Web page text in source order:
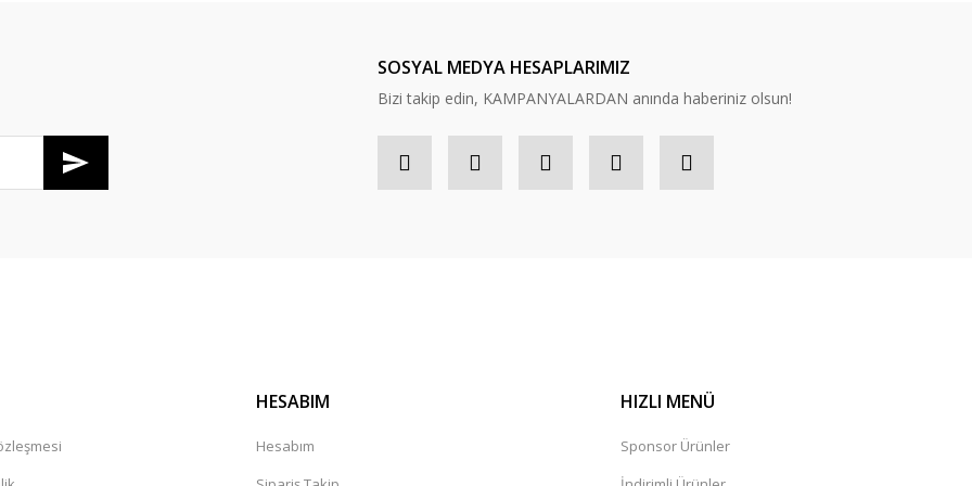
SOSYAL MEDYA HESAPLARIMIZ
Bizi takip edin, KAMPANYALARDAN anında haberiniz olsun!
HESABIM
Hesabım
HIZLI MENÜ
Sponsor Ürünler